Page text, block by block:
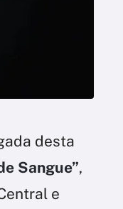
desta
Sangue”,
e